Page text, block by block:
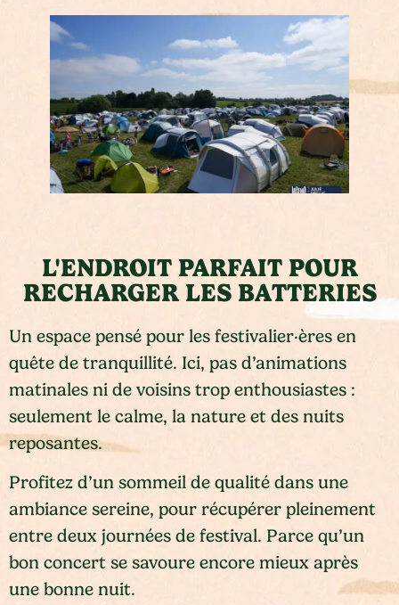
L'ENDROIT PARFAIT POUR
RECHARGER LES BATTERIES
Un espace pensé pour les festivalier·ères en
quête de tranquillité. Ici, pas d’animations
matinales ni de voisins trop enthousiastes :
seulement le calme, la nature et des nuits
reposantes.
Profitez d’un sommeil de qualité dans une
ambiance sereine, pour récupérer pleinement
entre deux journées de festival. Parce qu’un
bon concert se savoure encore mieux après
une bonne nuit.